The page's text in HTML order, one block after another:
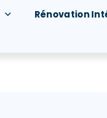
Rénovation